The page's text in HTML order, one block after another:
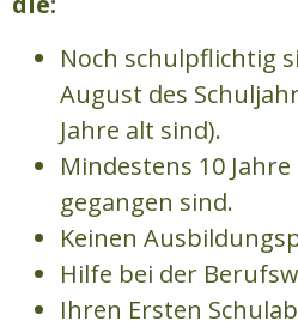
Noch schulpflichtig
August des
Jahre alt sind).
Mindestens 10
gegangen sind.
Keinen
Hilfe bei der
Ihren Ersten